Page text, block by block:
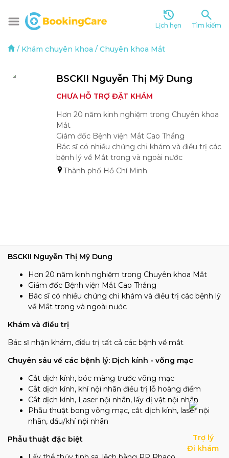
Lịch hẹn Tìm kiếm
/ Khám chuyên khoa / Chuyên khoa Mắt
BSCKII Nguyễn Thị Mỹ Dung
CHƯA HỖ TRỢ ĐẶT KHÁM
Hơn 20 năm kinh nghiệm trong Chuyên khoa
Mắt
Giám đốc Bệnh viện Mắt Cao Thắng
Bác sĩ có nhiều chứng chỉ khám và điều trị các
bệnh lý về Mắt trong và ngoài nước
Thành phố Hồ Chí Minh
BSCKII Nguyễn Thị Mỹ Dung
Hơn 20 năm kinh nghiệm trong Chuyên khoa Mắt
Giám đốc Bệnh viện Mắt Cao Thắng
Bác sĩ có nhiều chứng chỉ khám và điều trị các bệnh lý
về Mắt trong và ngoài nước
Khám và điều trị
Bác sĩ nhận khám, điều trị tất cả các bệnh về mắt
Chuyên sâu về các bệnh lý: Dịch kính - võng mạc
Cắt dịch kính, bóc màng trước võng mạc
Cắt dịch kính, khí nội nhãn điều trị lỗ hoàng điểm
Cắt dịch kính, Laser nội nhãn, lấy dị vật nội nhãn
Phẫu thuật bong võng mạc, cắt dịch kính, laser nội
nhãn, dầu/khí nội nhãn
Phẫu thuật đặc biệt
Trợ lý
Đi khám